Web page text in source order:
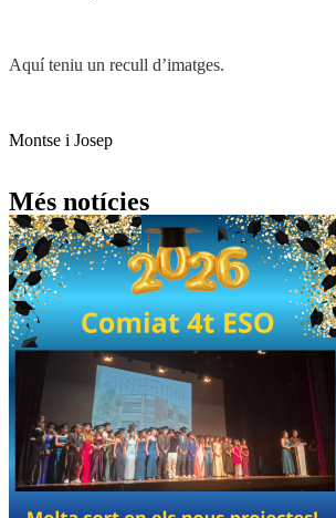
Aquí teniu un recull d’imatges.
Montse i Josep
Més notícies